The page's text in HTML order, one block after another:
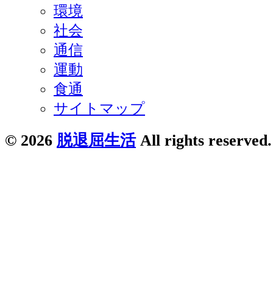
環境
社会
通信
運動
食通
サイトマップ
© 2026 脱退屈生活All rights reserved.